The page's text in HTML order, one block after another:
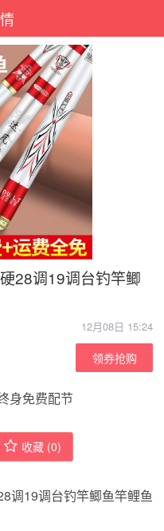
28调19调台钓竿鲫
12月08日 15:24
领券抢购
身免费配节
收藏 (0)